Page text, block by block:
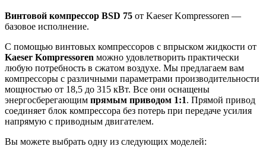
Винтовой компрессор BSD 75 от Kaeser Kompressoren —
базовое исполнение.
С помощью винтовых компрессоров с впрыском жидкости от
Kaeser Kompressoren можно удовлетворить практически
любую потребность в сжатом воздухе. Мы предлагаем вам
компрессоры с различными параметрами производительности
мощностью от 18,5 до 315 кВт. Все они оснащены
энергосберегающим прямым приводом 1:1. Прямой привод
соединяет блок компрессора без потерь при передаче усилия
напрямую с приводным двигателем.
Вы можете выбрать одну из следующих моделей: